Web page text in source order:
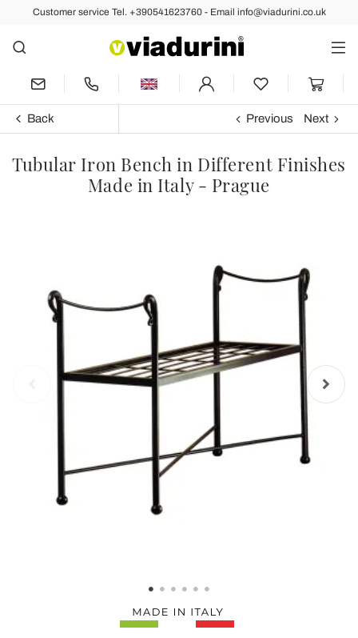
Customer service Tel. +390541623760 - Email info@viadurini.co.uk
Back Previous Next
Tubular Iron Bench in Different Finishes
Made in Italy - Prague